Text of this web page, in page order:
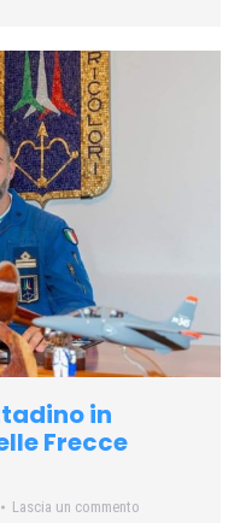
in
Frecce
Lascia un commento